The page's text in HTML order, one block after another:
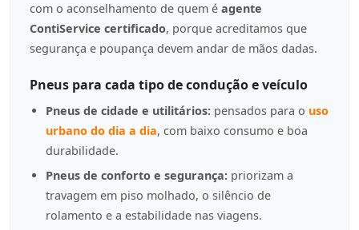
com o aconselhamento de quem é agente
ContiService certificado, porque acreditamos que
segurança e poupança devem andar de mãos dadas.
Pneus para cada tipo de condução e veículo
Pneus de cidade e utilitários: pensados para o uso
urbano do dia a dia, com baixo consumo e boa
durabilidade.
Pneus de conforto e segurança: priorizam a
travagem em piso molhado, o silêncio de
rolamento e a estabilidade nas viagens.